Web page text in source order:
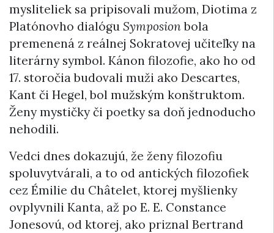
mysliteliek sa pripisovali mužom, Diotima z
Platónovho dialógu Symposionbola
premenená z reálnej Sokratovej učiteľky na
literárny symbol. Kánon filozofie, ako ho od
17. storočia budovali muži ako Descartes,
Kant či Hegel, bol mužským konštruktom.
Ženy mystičky či poetky sa doň jednoducho
nehodili.
Vedci dnes dokazujú, že ženy filozofiu
spoluvytvárali, a to od antických filozofiek
cez Émilie du Châtelet, ktorej myšlienky
ovplyvnili Kanta, až po E. E. Constance
Jonesovú, od ktorej, ako priznal Bertrand